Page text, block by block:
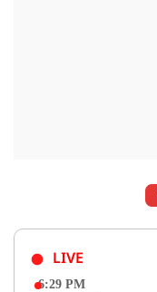
LIVE
6:29 PM